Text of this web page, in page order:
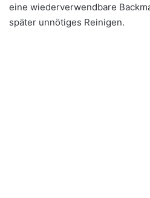
eine wiederverwendbare
später unnötiges Reinigen.